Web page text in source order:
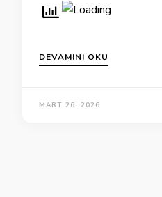
DEVAMINI OKU
MART 26, 2026